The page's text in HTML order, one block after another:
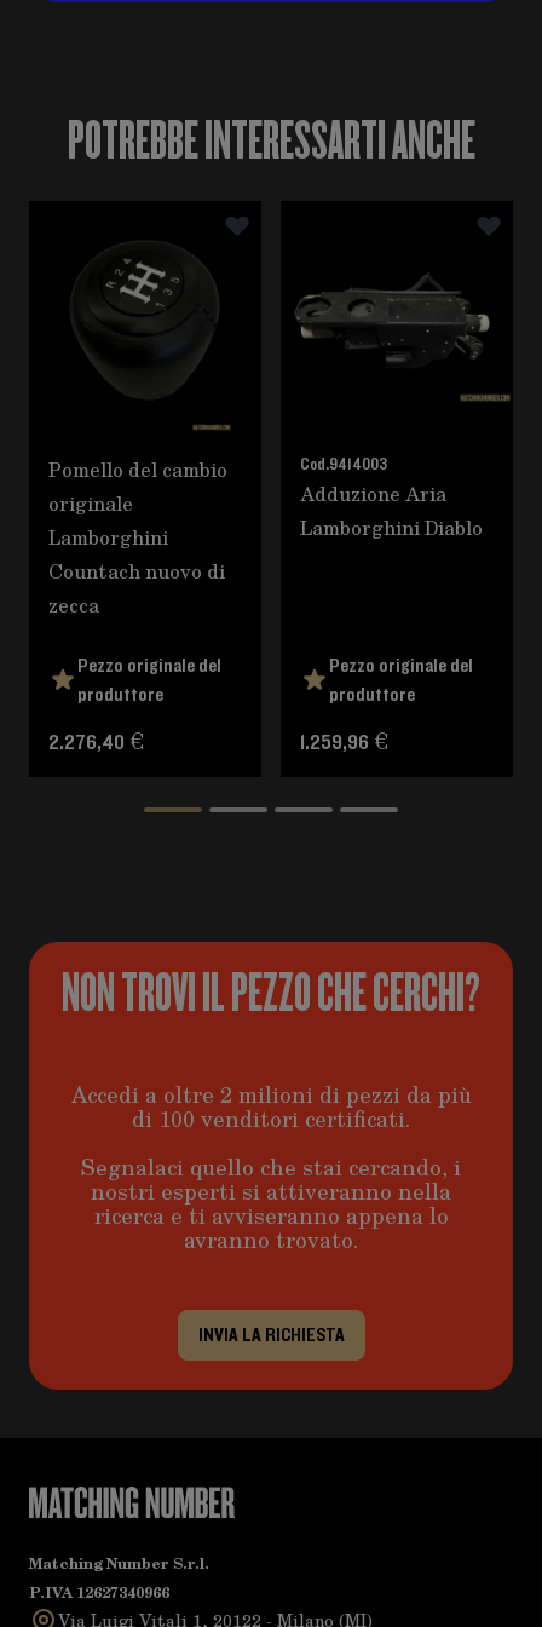
POTREBBE INTERESSARTI ANCHE
È possibile navigare tra gli elementi del carosello
Premere per saltare il carosello
Pomello del cambio
originale
Lamborghini
Countach nuovo di
zecca
Pezzo originale del
produttore
2.276,40 €
Cod.9414003
Adduzione Aria
Lamborghini Diablo
Pezzo originale del
produttore
1.259,96 €
NON TROVI IL PEZZO CHE CERCHI?
Accedi a oltre 2 milioni di pezzi da più
di 100 venditori certificati.
Segnalaci quello che stai cercando, i
nostri esperti si attiveranno nella
ricerca e ti avviseranno appena lo
avranno trovato.
INVIA LA RICHIESTA
Matching Number S.r.l.
P.IVA 12627340966
Via Luigi Vitali 1, 20122 - Milano (MI)